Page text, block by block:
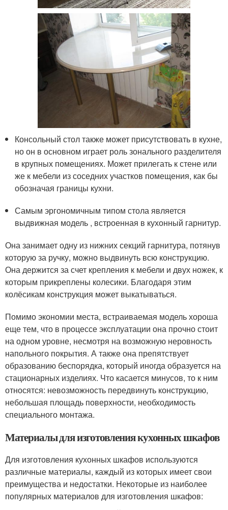
Консольный стол также может присутствовать в кухне,
но он в основном играет роль зонального разделителя
в крупных помещениях. Может прилегать к стене или
же к мебели из соседних участков помещения, как бы
обозначая границы кухни.
Самым эргономичным типом стола является
выдвижная модель , встроенная в кухонный гарнитур.
Она занимает одну из нижних секций гарнитура, потянув
которую за ручку, можно выдвинуть всю конструкцию.
Она держится за счет крепления к мебели и двух ножек, к
которым прикреплены колесики. Благодаря этим
колёсикам конструкция может выкатываться.
Помимо экономии места, встраиваемая модель хороша
еще тем, что в процессе эксплуатации она прочно стоит
на одном уровне, несмотря на возможную неровность
напольного покрытия. А также она препятствует
образованию беспорядка, который иногда образуется на
стационарных изделиях. Что касается минусов, то к ним
относятся: невозможность передвинуть конструкцию,
небольшая площадь поверхности, необходимость
специального монтажа.
Материалы для изготовления кухонных шкафов
Для изготовления кухонных шкафов используются
различные материалы, каждый из которых имеет свои
преимущества и недостатки. Некоторые из наиболее
популярных материалов для изготовления шкафов: